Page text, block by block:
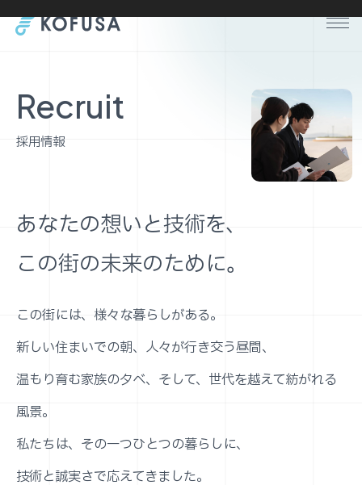
本文までスキップする
メ
Recruit
採用情報
あなたの想いと技術を、
この街の未来のために。
この街には、様々な暮らしがある。
新しい住まいでの朝、人々が行き交う昼間、
温もり育む家族の夕べ、そして、世代を越えて紡がれる
風景。
私たちは、その一つひとつの暮らしに、
技術と誠実さで応えてきました。